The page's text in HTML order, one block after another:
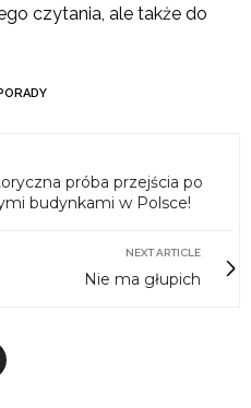
czytania, ale także do
próba przejścia po
budynkami w Polsce!
NEXT ARTICLE
Nie ma głupich